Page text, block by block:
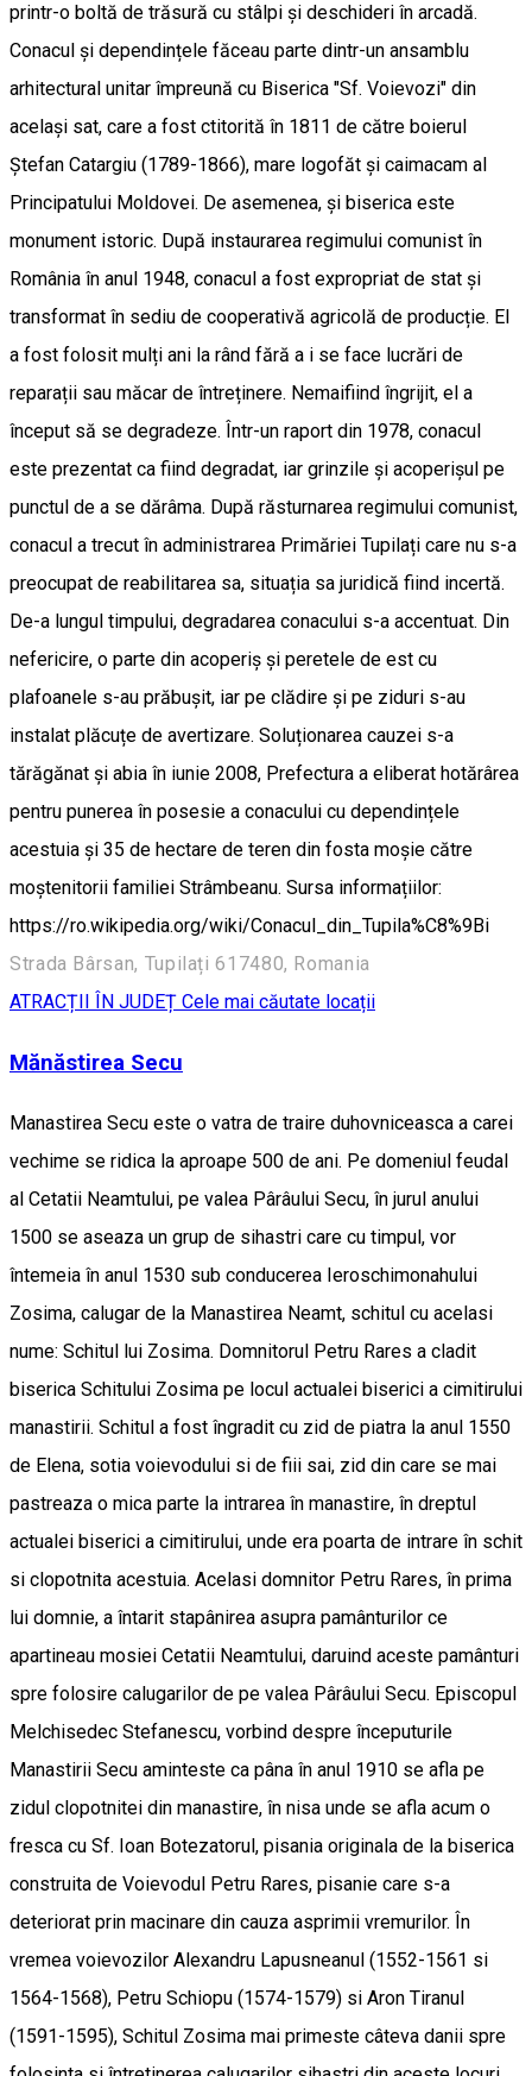
printr-o boltă de trăsură cu stâlpi și deschideri în arcadă.
Conacul și dependințele făceau parte dintr-un ansamblu
arhitectural unitar împreună cu Biserica "Sf. Voievozi" din
același sat, care a fost ctitorită în 1811 de către boierul
Ștefan Catargiu (1789-1866), mare logofăt și caimacam al
Principatului Moldovei. De asemenea, și biserica este
monument istoric. După instaurarea regimului comunist în
România în anul 1948, conacul a fost expropriat de stat și
transformat în sediu de cooperativă agricolă de producție. El
a fost folosit mulți ani la rând fără a i se face lucrări de
reparații sau măcar de întreținere. Nemaifiind îngrijit, el a
început să se degradeze. Într-un raport din 1978, conacul
este prezentat ca fiind degradat, iar grinzile și acoperișul pe
punctul de a se dărâma. După răsturnarea regimului comunist,
conacul a trecut în administrarea Primăriei Tupilați care nu s-a
preocupat de reabilitarea sa, situația sa juridică fiind incertă.
De-a lungul timpului, degradarea conacului s-a accentuat. Din
nefericire, o parte din acoperiș și peretele de est cu
plafoanele s-au prăbușit, iar pe clădire și pe ziduri s-au
instalat plăcuțe de avertizare. Soluționarea cauzei s-a
tărăgănat și abia în iunie 2008, Prefectura a eliberat hotărârea
pentru punerea în posesie a conacului cu dependințele
acestuia și 35 de hectare de teren din fosta moșie către
moștenitorii familiei Strâmbeanu. Sursa informațiilor:
https://ro.wikipedia.org/wiki/Conacul_din_Tupila%C8%9Bi
Strada Bârsan, Tupilați 617480, Romania
ATRACȚII ÎN JUDEȚ Cele mai căutate locații
Mănăstirea Secu
Manastirea Secu este o vatra de traire duhovniceasca a carei
vechime se ridica la aproape 500 de ani. Pe domeniul feudal
al Cetatii Neamtului, pe valea Pârâului Secu, în jurul anului
1500 se aseaza un grup de sihastri care cu timpul, vor
întemeia în anul 1530 sub conducerea Ieroschimonahului
Zosima, calugar de la Manastirea Neamt, schitul cu acelasi
nume: Schitul lui Zosima. Domnitorul Petru Rares a cladit
biserica Schitului Zosima pe locul actualei biserici a cimitirului
manastirii. Schitul a fost îngradit cu zid de piatra la anul 1550
de Elena, sotia voievodului si de fiii sai, zid din care se mai
pastreaza o mica parte la intrarea în manastire, în dreptul
actualei biserici a cimitirului, unde era poarta de intrare în schit
si clopotnita acestuia. Acelasi domnitor Petru Rares, în prima
lui domnie, a întarit stapânirea asupra pamânturilor ce
apartineau mosiei Cetatii Neamtului, daruind aceste pamânturi
spre folosire calugarilor de pe valea Pârâului Secu. Episcopul
Melchisedec Stefanescu, vorbind despre începuturile
Manastirii Secu aminteste ca pâna în anul 1910 se afla pe
zidul clopotnitei din manastire, în nisa unde se afla acum o
fresca cu Sf. Ioan Botezatorul, pisania originala de la biserica
construita de Voievodul Petru Rares, pisanie care s-a
deteriorat prin macinare din cauza asprimii vremurilor. În
vremea voievozilor Alexandru Lapusneanul (1552-1561 si
1564-1568), Petru Schiopu (1574-1579) si Aron Tiranul
(1591-1595), Schitul Zosima mai primeste câteva danii spre